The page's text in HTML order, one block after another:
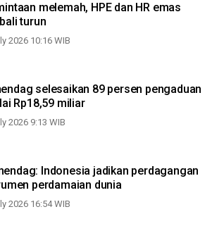
melemah, HPE dan HR emas
turun
2026 10:16 WIB
selesaikan 89 persen pengaduan
Rp18,59 miliar
2026 9:13 WIB
Indonesia jadikan perdagangan
perdamaian dunia
2026 16:54 WIB